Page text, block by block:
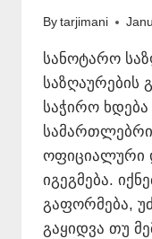
By tarjimani
სანოტარო
საზღაურების
საჭირო
ოფიციალური
იგეგმება.
გაფორმება,
გაყიდვა თუ